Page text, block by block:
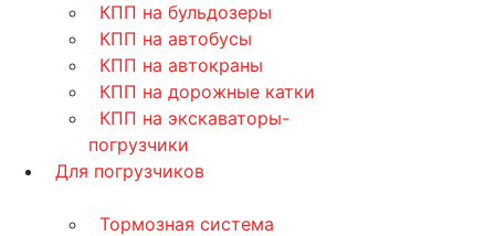
КПП на бульдозеры
КПП на автобусы
КПП на автокраны
КПП на дорожные катки
КПП на экскаваторы-
погрузчики
Для погрузчиков
Тормозная система